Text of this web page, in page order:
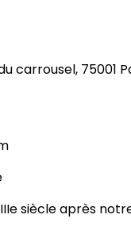
carrousel, 75001
siècle après